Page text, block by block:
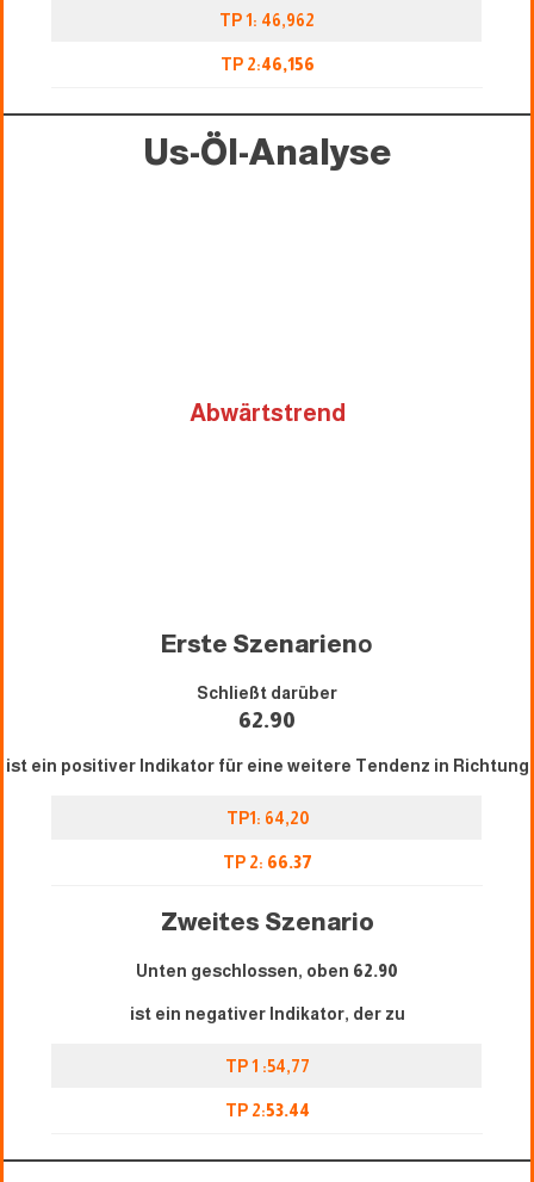
TP 1: 46,962
TP 2:46,156
Us-Öl-Analyse
Abwärtstrend
Erste Szenarieno
Schließt darüber
62.90
ist ein positiver Indikator für eine weitere Tendenz in Richtung
TP1: 64,20
TP 2: 66.37
Zweites Szenario
Unten geschlossen, oben 62.90
ist ein negativer Indikator, der zu
TP 1 :54,77
TP 2:53.44